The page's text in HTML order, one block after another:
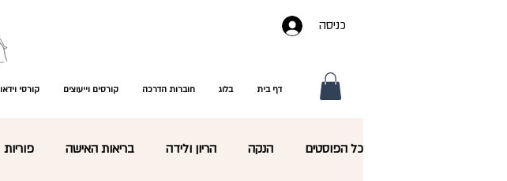
כניסה
דף בית בלוג חוברות הדרכה קורסים וייעוצים קורסי וידאו
כל הפוסטים הנקה הריון ולידה בריאות האישה פוריות